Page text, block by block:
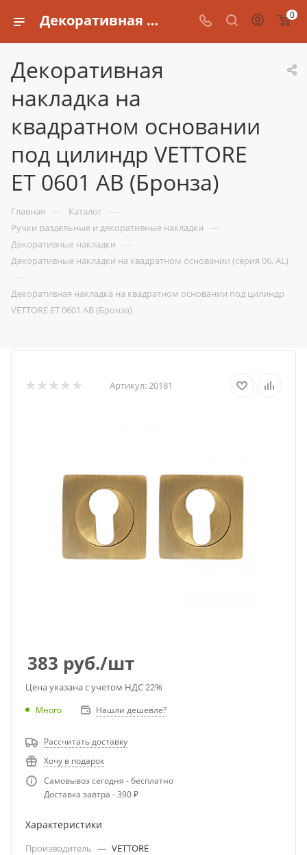
Декоративная накладка на квадратном основании под цилиндр VETTORE ET 0601 AB (Бронза) 0
Декоративная
накладка на
квадратном основании
под цилиндр VETTORE
ET 0601 AB (Бронза)
Главная — Каталог —
Ручки раздельные и декоративные накладки —
Декоративные накладки —
Декоративные накладки на квадратном основании (серия 06, AL)
—
Декоративная накладка на квадратном основании под цилиндр
VETTORE ET 0601 AB (Бронза)
Артикул:20181
383 руб./шт
Цена указана с учетом НДС 22%
Много Нашли дешевле?
Рассчитать доставку
Хочу в подарок
Самовывоз сегодня - бесплатно
Доставка завтра - 390 ₽
Характеристики
Производитель — VETTORE